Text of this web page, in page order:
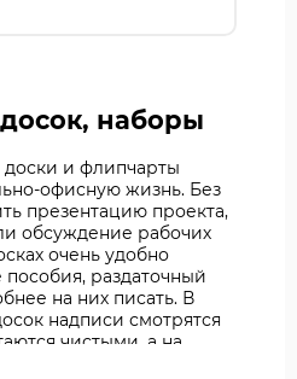
наборы
и флипчарты
офисную жизнь. Без
презентацию проекта,
обсуждение рабочих
очень удобно
раздаточный
на них писать. В
надписи смотрятся
чистыми, а на
Чтобы доска